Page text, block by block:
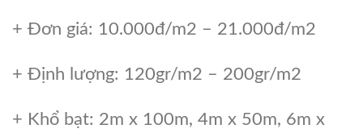
+ Đơn giá: 10.000đ/m2 – 21.000đ/m2
+ Định lượng: 120gr/m2 – 200gr/m2
+ Khổ bạt: 2m x 100m, 4m x 50m, 6m x